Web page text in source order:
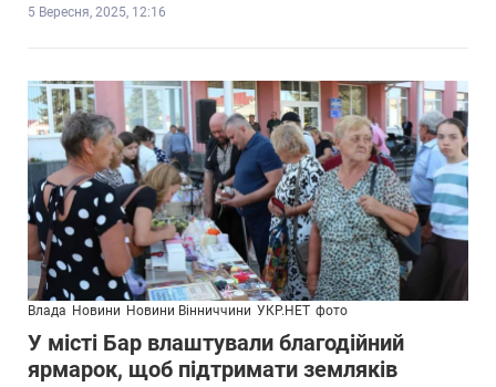
5 Вересня, 2025, 12:16
Влада Новини Новини Вінниччини УКР.НЕТ фото
У місті Бар влаштували благодійний
ярмарок, щоб підтримати земляків